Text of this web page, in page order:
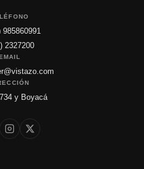
985860991
2327200
y Boyacá